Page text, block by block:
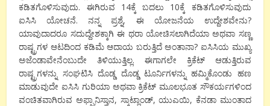
ಕಡಿತಗೊಳಿಸುವುದು. ಈಗಿರುವ 14ಕ್ಕೆ ಬದಲು 10ಕ್ಕೆ ಕಡಿತಗೊಳಿಸುವುದು
ಐಸಿಸಿ ಯೋಚನೆ. ನನ್ನ ಪ್ರಶ್ನೆ, ಈ ಯೋಜನೆಯ ಉದ್ದೇಶವೇನು?
ಯಾವುದಾದರೂ ಸದುದ್ದೇಶಕ್ಕಾಗಿ ಈ ಥರಾ ಯೋಚಿಸಲಾಗಿದೆಯಾ ಅಥವಾ ಸಣ್ಣ
ರಾಷ್ಟ್ರಗಳ ಆಟದಿಂದ ಕಡಿಮೆ ಆದಾಯ ಬರುತ್ತಿದೆ ಅಂತಾನಾ? ಐಸಿಸಿಯ ಮುಖ್ಯ
ಅಜೆಂಡಾವೇನೆಂಬುದೇ ತಿಳಿಯುತ್ತಿಲ್ಲ. ಈಗಾಗಲೇ ಕ್ರಿಕೆಟ್ ಆಡುತ್ತಿರುವ
ರಾಷ್ಟ್ರಗಳನ್ನು ಸಂಘಟಿಸಿ ದೊಡ್ಡ ದೊಡ್ಡ ಟೂರ್ನಿಗಳನ್ನು ಹಮ್ಮಿಕೊಂಡು ಹಣ
ಮಾಡುವುದೇ ಐಸಿಸಿ ಗುರಿಯಾ ಅಥವಾ ಕ್ರಿಕೆಟ್ ಮೂಲಭೂತ ಸೌಕರ್ಯಗಳಿಂದ
ವಂಚಿತವಾಗಿರುವ ಅಫ್ಘಾನಿಸ್ತಾನ, ಸ್ಕಾಟ್ಲಾಂಡ್, ಯುಎಯಿ, ಕೆನಡಾ ಮುಂತಾದ